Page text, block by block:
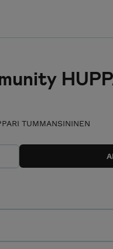
TUMMANSININEN